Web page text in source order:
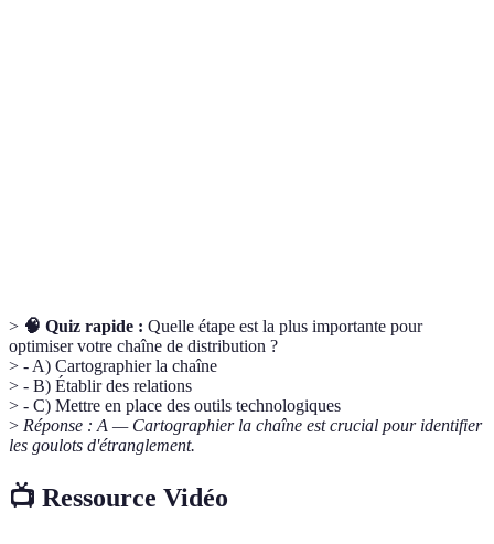
> 🧠 Quiz rapide : Quelle étape est la plus importante pour
optimiser votre chaîne de distribution ?
> - A) Cartographier la chaîne
> - B) Établir des relations
> - C) Mettre en place des outils technologiques
> Réponse : A — Cartographier la chaîne est crucial pour identifier
les goulots d'étranglement.
📺 Ressource Vidéo